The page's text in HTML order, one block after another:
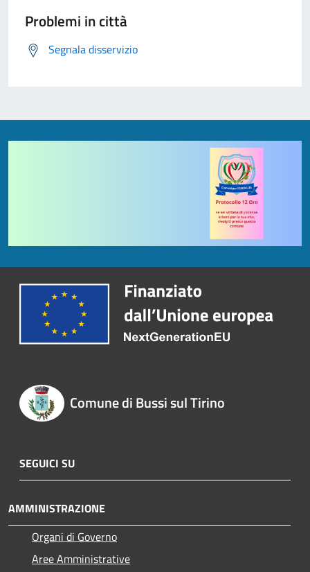
Problemi in città
Segnala disservizio
Comune di Bussi sul Tirino
SEGUICI SU
AMMINISTRAZIONE
Organi di Governo
Aree Amministrative